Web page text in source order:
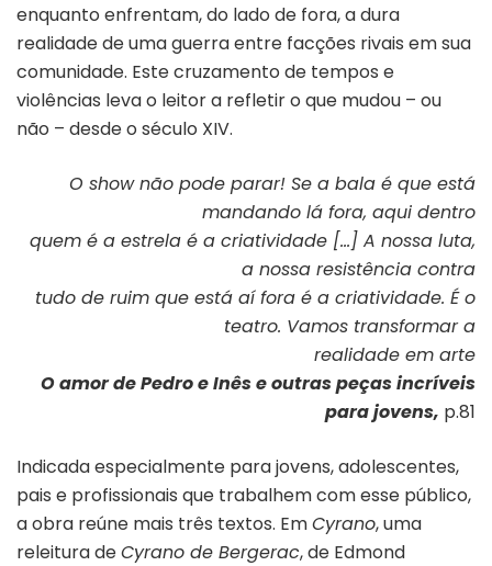
enquanto enfrentam, do lado de fora, a dura
realidade de uma guerra entre facções rivais em sua
comunidade. Este cruzamento de tempos e
violências leva o leitor a refletir o que mudou – ou
não – desde o século XIV.
O show não pode parar! Se a bala é que está
mandando lá fora, aqui dentro
quem é a estrela é a criatividade […] A nossa luta,
a nossa resistência contra
tudo de ruim que está aí fora é a criatividade. É o
teatro. Vamos transformar a
realidade em arte
O amor de Pedro e Inês e outras peças incríveis
para jovens, p.81
Indicada especialmente para jovens, adolescentes,
pais e profissionais que trabalhem com esse público,
a obra reúne mais três textos. EmCyrano, uma
releitura deCyrano de Bergerac, de Edmond